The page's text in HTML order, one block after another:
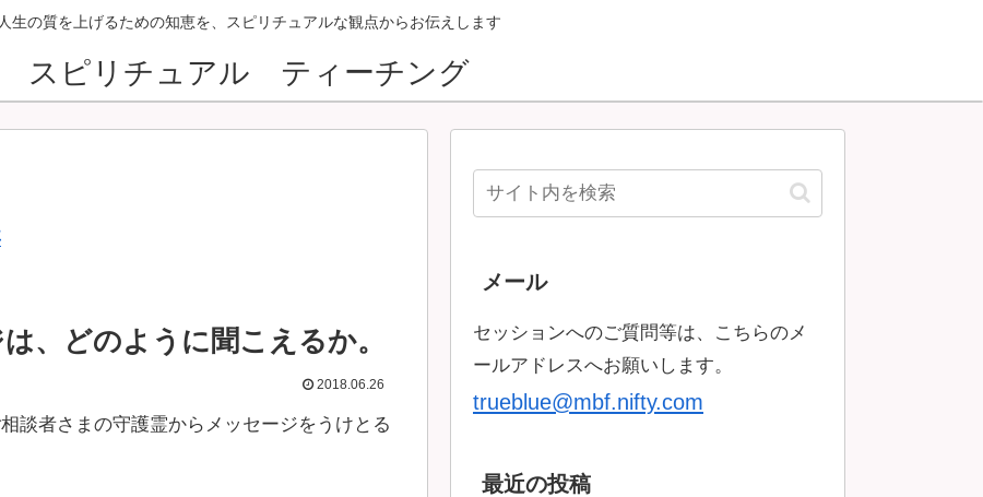
人生の質を上げるための知恵を、スピリチュアルな観点からお伝えします
スピリチュアル ティーチング
、どのように聞こえるか。
2018.06.26
談者さまの守護霊からメッセージをうけとる
メール
セッションへのご質問等は、こちらのメ
ールアドレスへお願いします。
trueblue@mbf.nifty.com
最近の投稿